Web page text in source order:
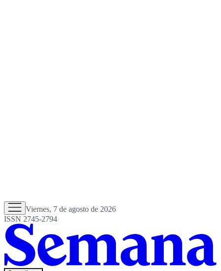
Viernes, 7 de agosto de 2026
ISSN 2745-2794